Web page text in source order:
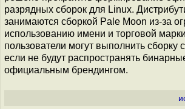
разрядных сборок для Linux.
занимаются сборкой Pale Moon из-за
использованию имени и торговой
пользователи могут выполнить сборку
если не будут распространять
официальным брендингом.